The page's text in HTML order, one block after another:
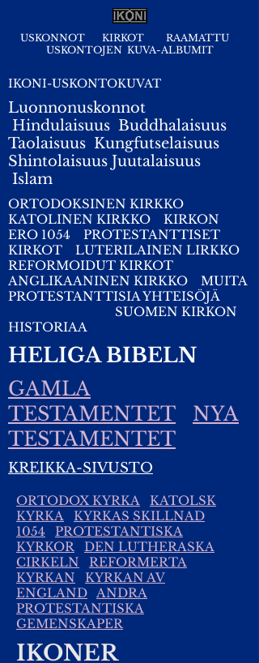
USKONNOT KIRKOT
RAAMATTU
USKONTOJEN KUVA-ALBUMIT
IKONI-USKONTOKUVAT
Luonnonuskonnot
Hindulaisuus Buddhalaisuus
Taolaisuus Kungfutselaisuus
Shintolaisuus Juutalaisuus
Islam
ORTODOKSINEN KIRKKO
KATOLINEN KIRKKO
KIRKON
ERO 1054
PROTESTANTTISET
KIRKOT
LUTERILAINEN LIRKKO
REFORMOIDUT KIRKOT
ANGLIKAANINEN KIRKKO
MUITA
PROTESTANTTISIA YHTEISÖJÄ
SUOMEN KIRKON
HISTORIAA
HELIGA BIBELN
GAMLA
TESTAMENTET
NYA
TESTAMENTET
KREIKKA-SIVUSTO
ORTODOX KYRKA
KATOLSK
KYRKA
KYRKAS SKILLNAD
1054
PROTESTANTISKA
KYRKOR
DEN LUTHERASKA
CIRKELN
REFORMERTA
KYRKAN
KYRKAN AV
ENGLAND ANDRA
PROTESTANTISKA
GEMENSKAPER
IKONER